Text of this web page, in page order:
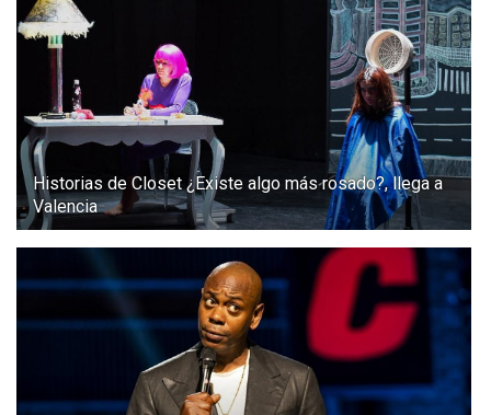
Historias de Closet ¿Existe algo más rosado?, llega a
Valencia